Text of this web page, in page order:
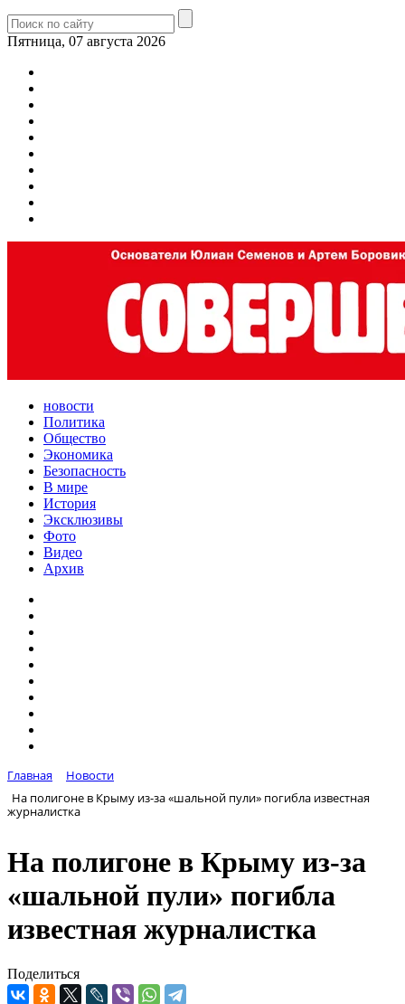
Пятница, 07 августа 2026
новости
Политика
Общество
Экономика
Безопасность
В мире
История
Эксклюзивы
Фото
Видео
Архив
Главная
Новости
На полигоне в Крыму из-за «шальной пули» погибла известная
журналистка
На полигоне в Крыму из-за
«шальной пули» погибла
известная журналистка
Поделиться